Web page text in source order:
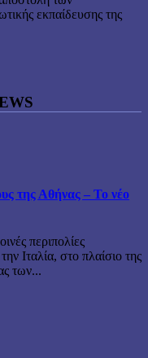
εκπαίδευσης της
της Αθήνας – Το νέο
περιπολίες
Ιταλία, στο πλαίσιο της
των...